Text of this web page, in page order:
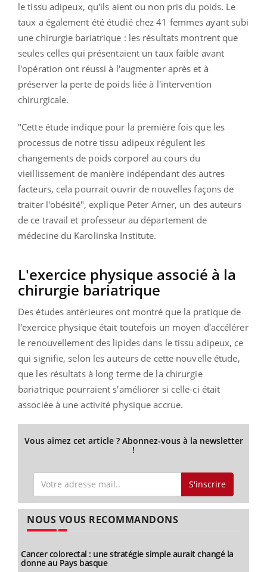
le tissu adipeux, qu'ils aient ou non pris du poids. Le
taux a également été étudié chez 41 femmes ayant subi
une chirurgie bariatrique : les résultats montrent que
seules celles qui présentaient un taux faible avant
l'opération ont réussi à l'augmenter après et à
préserver la perte de poids liée à l'intervention
chirurgicale.
"Cette étude indique pour la première fois que les
processus de notre tissu adipeux régulent les
changements de poids corporel au cours du
vieillissement de manière indépendant des autres
facteurs, cela pourrait ouvrir de nouvelles façons de
traiter l'obésité", explique Peter Arner, un des auteurs
de ce travail et professeur au département de
médecine du Karolinska Institute.
L'exercice physique associé à la
chirurgie bariatrique
Des études antérieures ont montré que la pratique de
l'exercice physique était toutefois un moyen d'accélérer
le renouvellement des lipides dans le tissu adipeux, ce
qui signifie, selon les auteurs de cette nouvelle étude,
que les résultats à long terme de la chirurgie
bariatrique pourraient s'améliorer si celle-ci était
associée à une activité physique accrue.
Vous aimez cet article ? Abonnez-vous à la newsletter
!
S'inscrire
NOUS VOUS RECOMMANDONS
Cancer colorectal : une stratégie simple aurait changé la
donne au Pays basque